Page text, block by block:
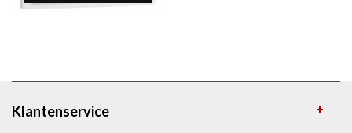
Klantenservice